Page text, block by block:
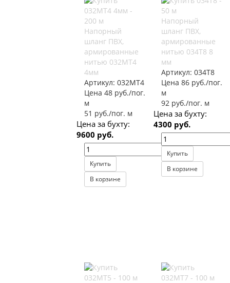
Напорный
шланг ПВХ,
армированные
нитью 032МТ4
4мм
Артикул:032МТ4
Цена 48 руб./пог.
м
51 руб./пог. м
Цена за бухту:
9600 руб.
Купить
В корзине
Напорный
шланг ПВХ,
армированные
нитью 034Т8 8
мм
Артикул: 034Т8
Цена 86 руб./пог.
м
92 руб./пог. м
Цена за бухту:
4300 руб.
Купить
В корзине